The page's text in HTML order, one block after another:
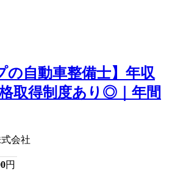
の自動車整備士】年収
取得制度あり◎｜年間
会社
円